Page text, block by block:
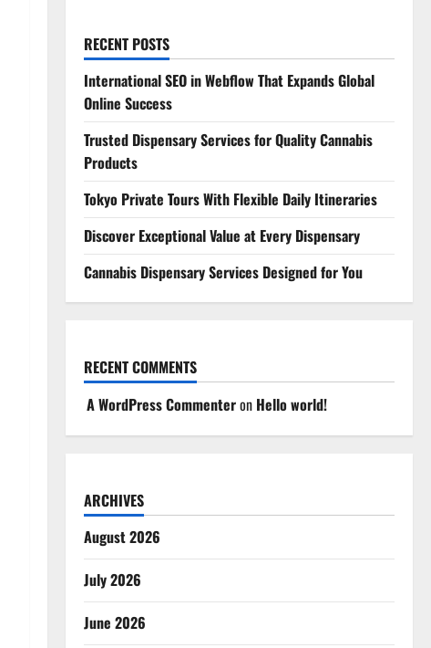
RECENT POSTS
International SEO in Webflow That Expands Global
Online Success
Trusted Dispensary Services for Quality Cannabis
Products
Tokyo Private Tours With Flexible Daily Itineraries
Discover Exceptional Value at Every Dispensary
Cannabis Dispensary Services Designed for You
RECENT COMMENTS
A WordPress Commenteron Hello world!
ARCHIVES
August 2026
July 2026
June 2026